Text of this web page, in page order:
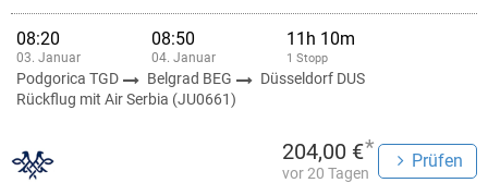
08:20
03. Januar
08:50
04. Januar
11h 10m
1 Stopp
Podgorica TGD Belgrad BEG
Düsseldorf DUS
Rückflug mit Air Serbia (JU0661)
204,00 €*
vor 20 Tagen
Prüfen